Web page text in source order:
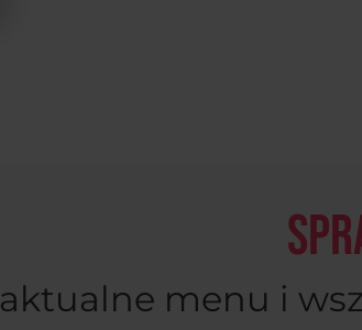
aktualne menu i